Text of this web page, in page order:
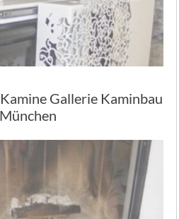
Gallerie Kaminbau
München